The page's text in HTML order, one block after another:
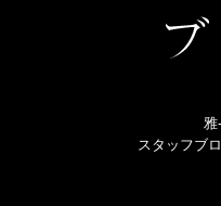
雅
スタッフブ